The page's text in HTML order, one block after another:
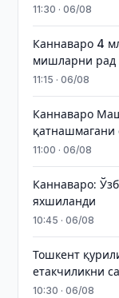
11:30 · 06/08
Каннаваро 4
мишларни рад
11:15 · 06/08
Каннаваро
қатнашмагани
11:00 · 06/08
Каннаваро:
яхшиланди
10:45 · 06/08
Тошкент
етакчиликни
10:30 · 06/08